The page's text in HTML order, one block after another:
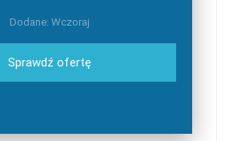
Dodane: Wczoraj
Sprawdź ofertę